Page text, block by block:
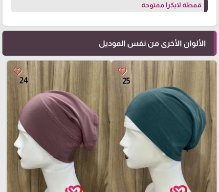
قمطة لايكرا مفتوحة
الألوان الأخرى من نفس الموديل
favorite_border
favorite_border